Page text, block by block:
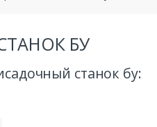
БУ
станок бу: